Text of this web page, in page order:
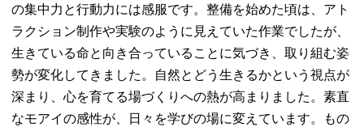
の集中力と行動力には感服です。整備を始めた頃は、アト
ラクション制作や実験のように見えていた作業でしたが、
生きている命と向き合っていることに気づき、取り組む姿
勢が変化してきました。自然とどう生きるかという視点が
深まり、心を育てる場づくりへの熱が高まりました。素直
なモアイの感性が、日々を学びの場に変えています。もの